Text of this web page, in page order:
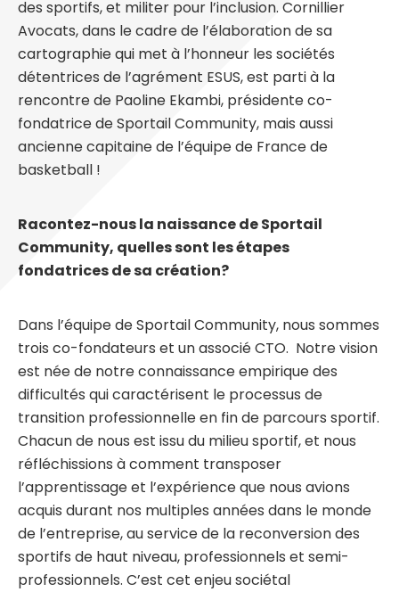
des sportifs, et militer pour l’inclusion. Cornillier
Avocats, dans le cadre de l’élaboration de sa
cartographie qui met à l’honneur les sociétés
détentrices de l’agrément ESUS, est parti à la
rencontre de Paoline Ekambi, présidente co-
fondatrice de Sportail Community, mais aussi
ancienne capitaine de l’équipe de France de
basketball !
Racontez-nous la naissance de Sportail
Community, quelles sont les étapes
fondatrices de sa création?
Dans l’équipe de Sportail Community, nous sommes
trois co-fondateurs et un associé CTO. Notre vision
est née de notre connaissance empirique des
difficultés qui caractérisent le processus de
transition professionnelle en fin de parcours sportif.
Chacun de nous est issu du milieu sportif, et nous
réfléchissions à comment transposer
l’apprentissage et l’expérience que nous avions
acquis durant nos multiples années dans le monde
de l’entreprise, au service de la reconversion des
sportifs de haut niveau, professionnels et semi-
professionnels. C’est cet enjeu sociétal